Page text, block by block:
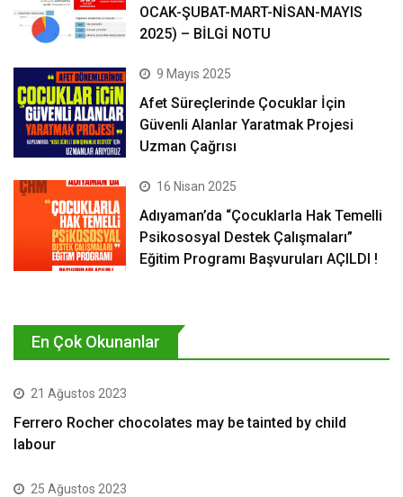
OCAK-ŞUBAT-MART-NİSAN-MAYIS
2025) – BİLGİ NOTU
9 Mayıs 2025
Afet Süreçlerinde Çocuklar İçin
Güvenli Alanlar Yaratmak Projesi
Uzman Çağrısı
16 Nisan 2025
Adıyaman’da “Çocuklarla Hak Temelli
Psikososyal Destek Çalışmaları”
Eğitim Programı Başvuruları AÇILDI !
En Çok Okunanlar
21 Ağustos 2023
Ferrero Rocher chocolates may be tainted by child
labour
25 Ağustos 2023